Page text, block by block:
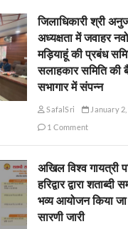
जिलाधिकारी श्री
अध्यक्षता में जवाहर
मड़ियाहूं की प्रबंध
सलाहकार समिति
सभागार में संपन्न
SafalSri
January
1 Comment
अखिल विश्व गायत्री
हरिद्वार द्वारा
भव्य आयोजन किया
सारणी जारी